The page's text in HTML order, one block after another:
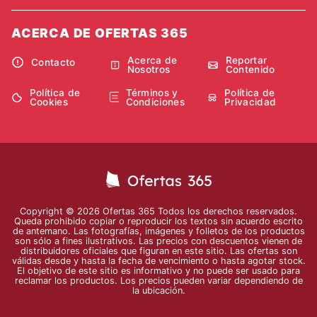
ACERCA DE OFERTAS 365
Contacto
Acerca de
Nosotros
Reportar
Contenido
Política de
Cookies
Términos y
Condiciones
Política de
Privacidad
Copyright © 2026 Ofertas 365 Todos los derechos reservados.
Queda prohibido copiar o reproducir los textos sin acuerdo escrito
de antemano. Las fotografías, imágenes y folletos de los productos
son sólo a fines ilustrativos. Las precios con descuentos vienen de
distribuidores oficiales que figuran en este sitio. Las ofertas son
válidas desde y hasta la fecha de vencimiento o hasta agotar stock.
El objetivo de este sitio es informativo y no puede ser usado para
reclamar los productos. Los precios pueden variar dependiendo de
la ubicación.